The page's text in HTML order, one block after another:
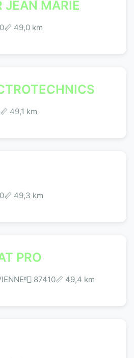
JEAN MARIE
📏 49,0 km
📏 49,1 km
📏 49,3 km
PRO
📮 87410📏 49,4 km